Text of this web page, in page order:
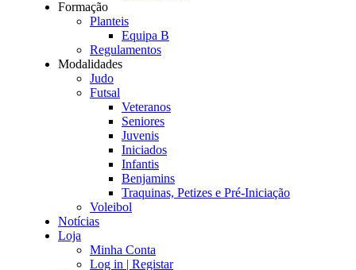
Formação
Planteis
Equipa B
Regulamentos
Modalidades
Judo
Futsal
Veteranos
Seniores
Juvenis
Iniciados
Infantis
Benjamins
Traquinas, Petizes e Pré-Iniciação
Voleibol
Notícias
Loja
Minha Conta
Log in | Registar